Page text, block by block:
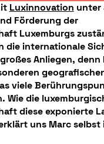
Luxinnovation unter
Förderung der
Luxemburgs
die internationale
Anliegen,
viele
Wie die
diese exponierte
uns Marc selbst